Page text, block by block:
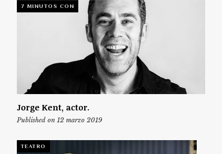
7 MINUTOS CON
Jorge Kent, actor.
Published on 12 marzo 2019
TEATRO